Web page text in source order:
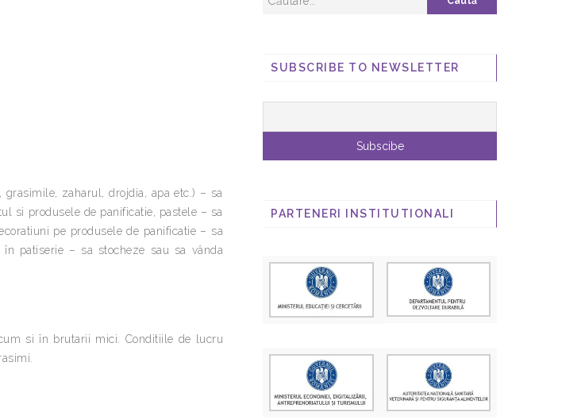
zaharul, drojdia, apa etc.) – sa
si produsele de panificatie, pastele – sa
pe produsele de panificatie – sa
patiserie – sa stocheze sau sa vânda
si în brutarii mici. Conditiile de lucru
SUBSCRIBE TO NEWSLETTER
PARTENERI INSTITUTIONALI